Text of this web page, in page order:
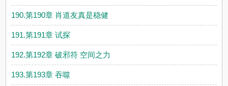
190.第190章 肖道友真是稳健
191.第191章 试探
192.第192章 破邪符 空间之力
193.第193章 吞噬